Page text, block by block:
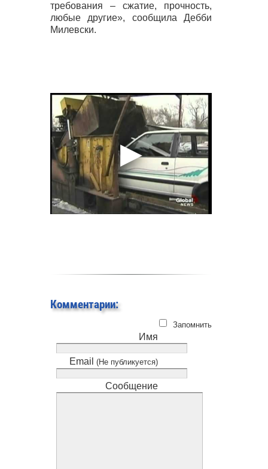
требования – сжатие, прочность,
любые другие», сообщила Дебби
Милевски.
Комментарии:
Запомнить
Имя
Email (Не публикуется)
Сообщение